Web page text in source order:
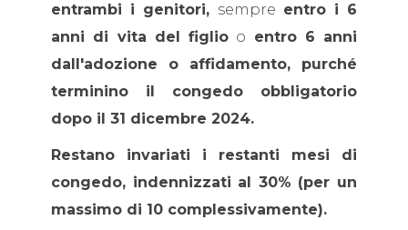
entrambi i genitori, sempre entro i 6
anni di vita del figlio o entro 6 anni
dall'adozione o affidamento, purché
terminino il congedo obbligatorio
dopo il 31 dicembre 2024.
Restano invariati i restanti mesi di
congedo, indennizzati al 30% (per un
massimo di 10 complessivamente).